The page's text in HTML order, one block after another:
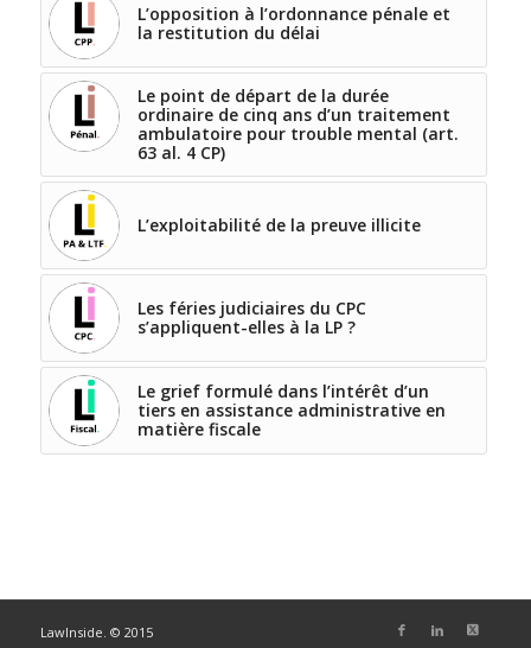
L’opposition à l’ordonnance pénale et
la restitution du délai
Le point de départ de la durée
ordinaire de cinq ans d’un traitement
ambulatoire pour trouble mental (art.
63 al. 4 CP)
L’exploitabilité de la preuve illicite
Les féries judiciaires du CPC
s’appliquent-elles à la LP ?
Le grief formulé dans l’intérêt d’un
tiers en assistance administrative en
matière fiscale
LawInside. © 2015